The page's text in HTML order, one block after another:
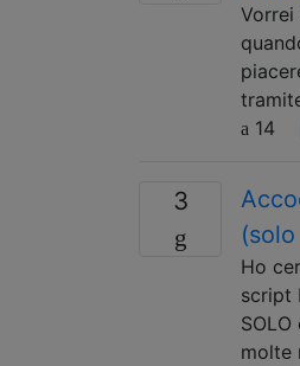
14
3
Ho
script
molte